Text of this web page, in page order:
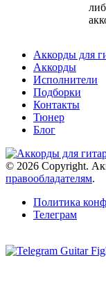
Аккорды для
Аккорды
Исполнители
Подборки
Контакты
Тюнер
Блог
© 2026 Copyright.
правообладателям.
Политика
Телеграм